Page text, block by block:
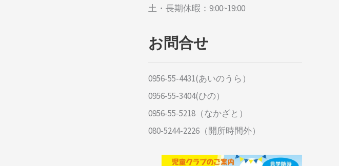
土・長期休暇：9:00~19:00
お問合せ
0956-55-4431(あいのうら）
0956-55-3404(ひの）
0956-55-5218（なかざと）
080-5244-2226（開所時間外）